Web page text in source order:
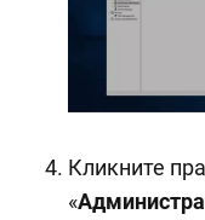
Кликните
«